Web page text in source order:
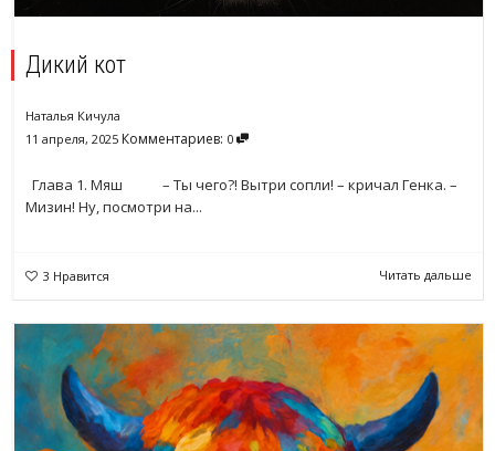
Дикий кот
Наталья Кичула
11 апреля, 2025 Комментариев: 0
Глава 1. Мяш – Ты чего?! Вытри сопли! – кричал Генка. –
Мизин! Ну, посмотри на...
3 Нравится Читать дальше